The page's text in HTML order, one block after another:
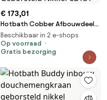
€ 173,01
Hotbath Cobber Afbouwdeel
Douchemengkraan Geborsteld
Nikkel CB131
Beschikbaar in 2 e-shops
Op voorraad
Gratis bezorging